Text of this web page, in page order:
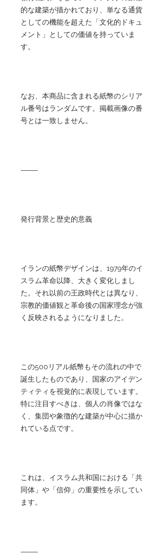
的な建築が描かれており、単なる通貨
としての機能を超えた「文化的ドキュ
メント」としての価値を持っていま
す。
なお、本商品に含まれる紙幣のシリア
ル番号はランダムです。掲載画像の番
号とは一致しません。
⸻
発行背景と歴史的意義
イランの紙幣デザインは、1979年のイ
スラム革命以降、大きく変化しまし
た。それ以前の王政時代とは異なり、
宗教的価値観と革命後の国家理念が強
く反映されるようになりました。
この500リアル紙幣もその流れの中で
誕生したものであり、国家のアイデン
ティティを視覚的に表現しています。
特に注目すべきは、個人の肖像ではな
く、集団や象徴的な建築が中心に描か
れている点です。
これは、イスラム共和国における「共
同体」や「信仰」の重要性を示してい
ます。
⸻